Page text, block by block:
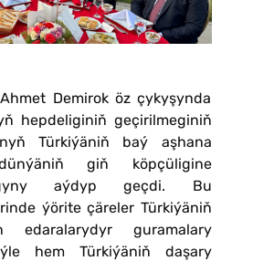
Demirok öz çykyşynda
hepdeliginiň geçirilmeginiň
Türkiýäniň baý aşhana
giň köpçüligine
aýdyp geçdi. Bu
ýörite çäreler Türkiýäniň
edaralarydyr guramalary
hem Türkiýäniň daşary